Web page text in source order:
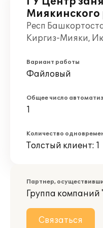
Миякинского
Респ
Киргиз-Мияки,
Вариант работы
Файловый
Общее число
1
Количество
Толстый клиент: 1
Партнер,
Группа
Связаться